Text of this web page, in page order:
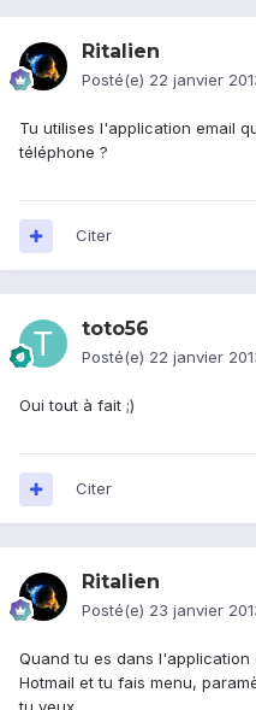
Ritalien
Posté(e) 22 janvier
Tu utilises l'application email
téléphone ?
Citer
toto56
Posté(e) 22 janvier
Oui tout à fait ;)
Citer
Ritalien
Posté(e) 23 janvier
Quand tu es dans l'application
Hotmail et tu fais menu,